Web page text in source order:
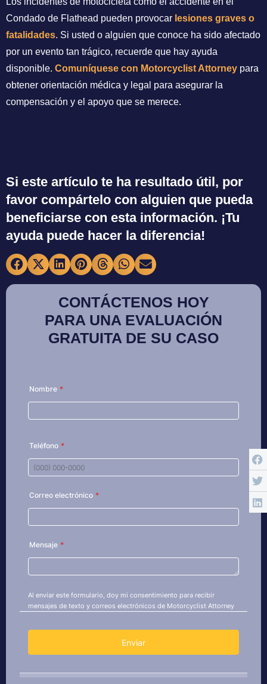
Condado de Flathead pueden provocar lesiones graves o
fatalidades. Si usted o alguien que conoce ha sido afectado
por un evento tan trágico, recuerde que hay ayuda
disponible. Comuníquese con Motorcyclist Attorney para
obtener orientación médica y legal para asegurar la
compensación y el apoyo que se merece.
Si este artículo te ha resultado útil, por
favor compártelo con alguien que pueda
beneficiarse con esta información. ¡Tu
ayuda puede hacer la diferencia!
CONTÁCTENOS HOY
PARA UNA EVALUACIÓN
GRATUITA DE SU CASO